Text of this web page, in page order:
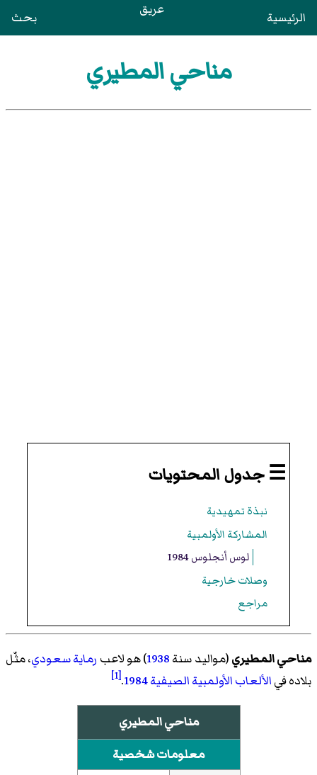
الرئيسية عريق بحث
مناحي المطيري
☰ جدول المحتويات
نبذة تمهيدية
المشاركة الأولمبية
لوس أنجلوس 1984
وصلات خارجية
مراجع
مناحي المطيري(مواليد سنة1938) هو لاعب رمايةسعودي، مثّل
بلاده فيالألعاب الأولمبية الصيفية 1984 .
[1]
مناحي المطيري
معلومات شخصية